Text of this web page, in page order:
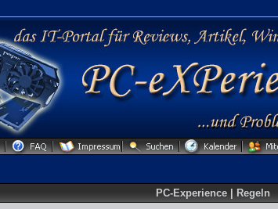
PC-Experience | Regeln